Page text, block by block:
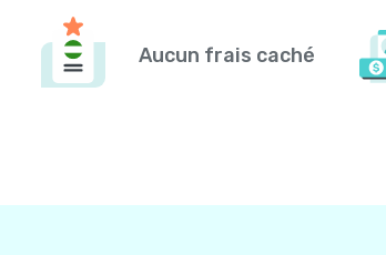
Aucun frais caché